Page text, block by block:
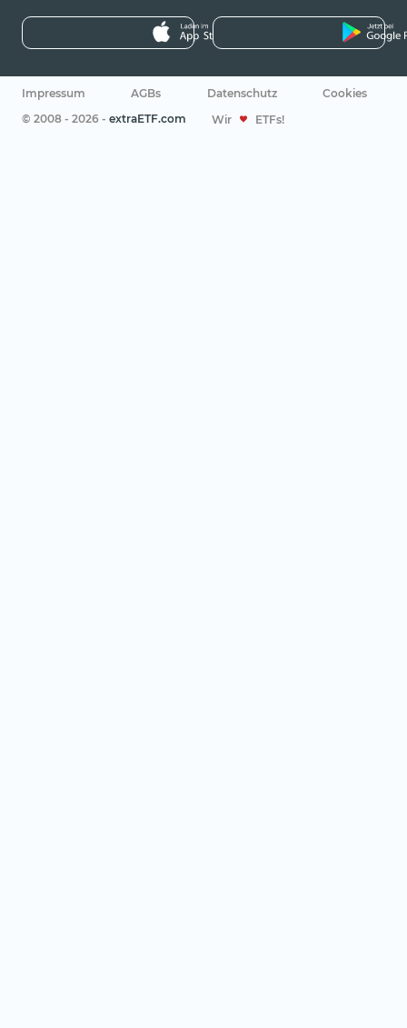
Impressum AGBs Datenschutz
Cookies
© 2008 - 2026 - extraETF.com Wir ETFs!